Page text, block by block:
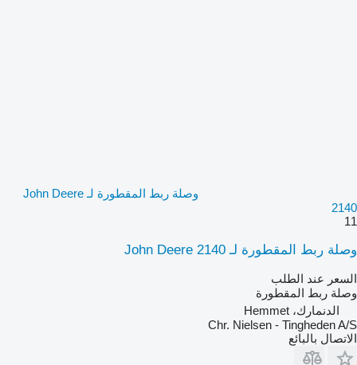
وصلة ربط المقطورة لـ John Deere
2140
11
وصلة ربط المقطورة لـ John Deere 2140
السعر عند الطلب
وصلة ربط المقطورة
الدنمارك، Hemmet
Chr. Nielsen - Tingheden A/S
الاتصال بالبائع